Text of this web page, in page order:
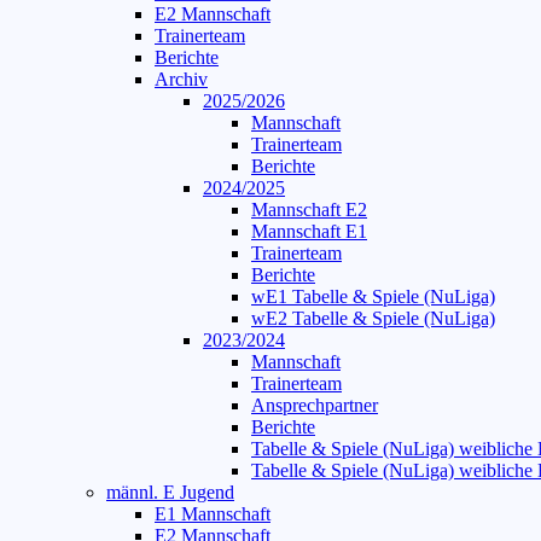
E2 Mannschaft
Trainerteam
Berichte
Archiv
2025/2026
Mannschaft
Trainerteam
Berichte
2024/2025
Mannschaft E2
Mannschaft E1
Trainerteam
Berichte
wE1 Tabelle & Spiele (NuLiga)
wE2 Tabelle & Spiele (NuLiga)
2023/2024
Mannschaft
Trainerteam
Ansprechpartner
Berichte
Tabelle & Spiele (NuLiga) weibliche
Tabelle & Spiele (NuLiga) weibliche
männl. E Jugend
E1 Mannschaft
E2 Mannschaft